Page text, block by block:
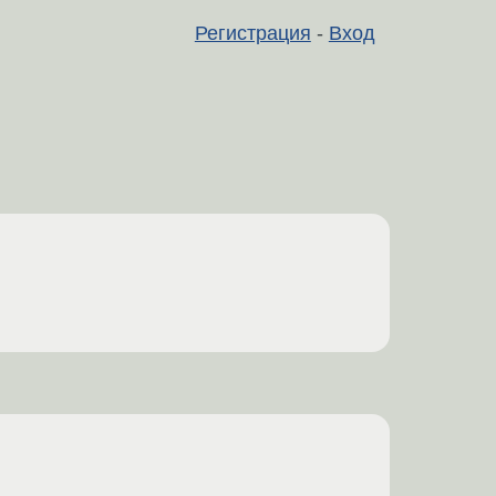
Регистрация - Вход